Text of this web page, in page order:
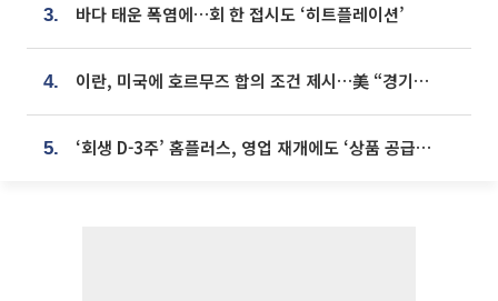
3. 바다 태운 폭염에…회 한 접시도 ‘히트플레이션’
4. 이란, 미국에 호르무즈 합의 조건 제시…美 “경기 아직 안 끝나” [종합]
5. ‘회생 D-3주’ 홈플러스, 영업 재개에도 ‘상품 공급망’ 복구가 생존 관건